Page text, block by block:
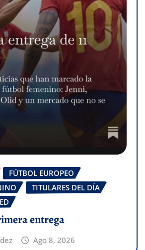
FÚTBOL EUROPEO
TITULARES DEL DÍA
entrega
Ago 8, 2026